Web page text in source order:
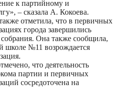
к партийному и
– сказала А. Кокоева.
отметила, что в первичных
города завершились
Она также сообщила,
школе №11 возрождается
что деятельность
партии и первичных
сосредоточена на